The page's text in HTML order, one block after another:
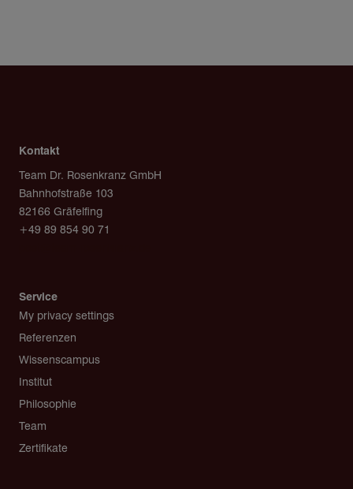
Kontakt
Team Dr. Rosenkranz GmbH
Bahnhofstraße 103
82166 Gräfelfing
+49 89 854 90 71
Service
My privacy settings
Referenzen
Wissenscampus
Institut
Philosophie
Team
Zertifikate